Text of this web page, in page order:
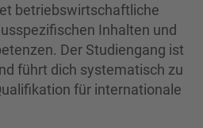
betriebswirtschaftliche
Inhalten und
Der Studiengang ist
führt dich systematisch zu
für internationale